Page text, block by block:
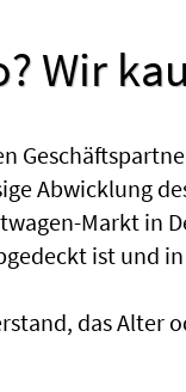
Wir
Abwicklung
Markt in
ist und
das Alter